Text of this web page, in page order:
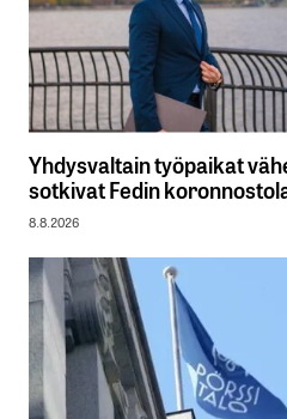
Yhdysvaltain työpaikat
sotkivat Fedin
8.8.2026